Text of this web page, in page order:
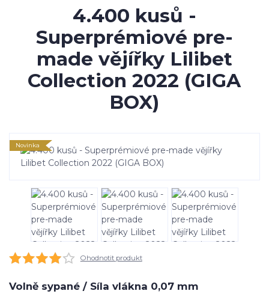
4.400 kusů -
Superprémiové pre-
made vějířky Lilibet
Collection 2022 (GIGA
BOX)
Novinka
Ohodnotit produkt
Volně sypané / Síla vlákna 0,07 mm